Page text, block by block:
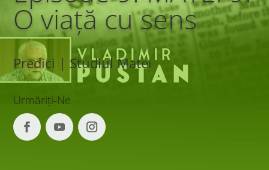
O viață cu sens
Predici | Studiul Matei
Urmăriți-Ne